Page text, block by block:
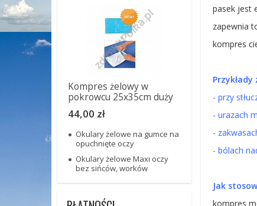
pasek jest
zapewnia
kompres
- przy
- urazach
-
- bólach
Jak
kompres
Kompres żelowy w
pokrowcu 25x35cm duży
44,00 zł
Okulary żelowe na gumce na
opuchnięte oczy
Okulary żelowe Maxi oczy
bez sińców, worków